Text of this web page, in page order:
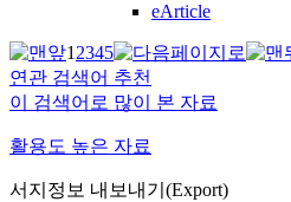
eArticle
12345
연관 검색어 추천
이 검색어로 많이 본 자료
활용도 높은 자료
서지정보 내보내기(Export)